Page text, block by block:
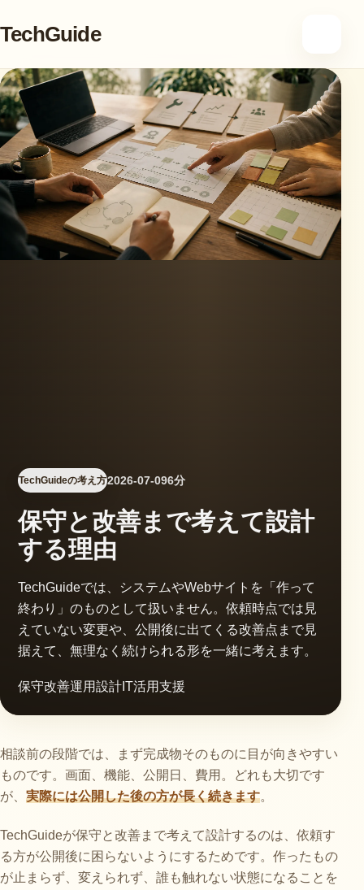
TechGuide
TechGuideの考え方2026-07-096分
保守と改善まで考えて設計
する理由
TechGuideでは、システムやWebサイトを「作って
終わり」のものとして扱いません。依頼時点では見
えていない変更や、公開後に出てくる改善点まで見
据えて、無理なく続けられる形を一緒に考えます。
保守改善運用設計 IT活用支援
相談前の段階では、まず完成物そのものに目が向きやすい
ものです。画面、機能、公開日、費用。どれも大切です
が、 実際には公開した後の方が長く続きます。
TechGuideが保守と改善まで考えて設計するのは、依頼す
る方が公開後に困らないようにするためです。作ったもの
が止まらず、変えられず、誰も触れない状態になることを